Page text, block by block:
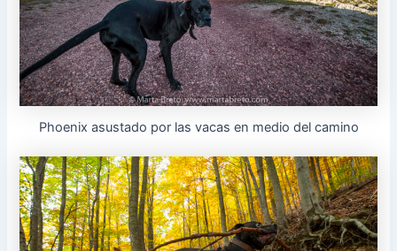
Phoenix asustado por las vacas en medio del camino